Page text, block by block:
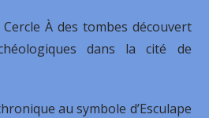
À des tombes découvert
dans la cité de
au symbole d’Esculape